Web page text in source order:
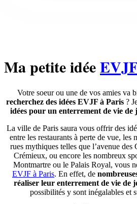
Ma petite idée
Votre soeur ou une de vos amies va
recherchez des idées EVJF à Paris ?
idées pour un enterrement de vie de
La ville de Paris saura vous offrir des
entre les restaurants à perte de vue, les
rues mythiques telles que l’avenue des
Crémieux, ou encore les nombreux
Montmartre ou le Palais Royal, vous
EVJF à Paris. En effet, de
réaliser leur enterrement de vie de
possibilités y sont inégalables et